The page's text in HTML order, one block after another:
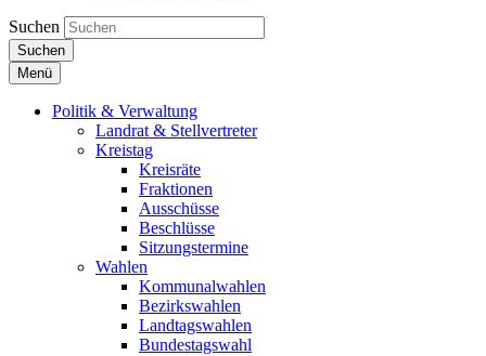
Suchen
Suchen
Menü
Politik & Verwaltung
Landrat & Stellvertreter
Kreistag
Kreisräte
Fraktionen
Ausschüsse
Beschlüsse
Sitzungstermine
Wahlen
Kommunalwahlen
Bezirkswahlen
Landtagswahlen
Bundestagswahl